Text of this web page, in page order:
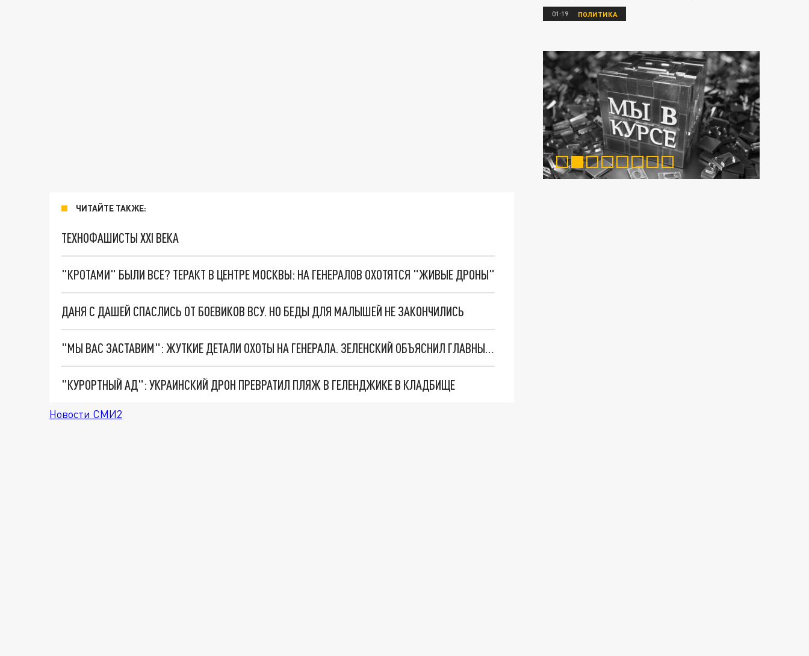
ЧИТАЙТЕ ТАКЖЕ:
ТЕХНОФАШИСТЫ XXI ВЕКА
"КРОТАМИ" БЫЛИ ВСЕ? ТЕРАКТ В ЦЕНТРЕ МОСКВЫ: НА ГЕНЕРАЛОВ ОХОТЯТСЯ "ЖИВЫЕ ДРОНЫ"
ДАНЯ С ДАШЕЙ СПАСЛИСЬ ОТ БОЕВИКОВ ВСУ. НО БЕДЫ ДЛЯ МАЛЫШЕЙ НЕ ЗАКОНЧИЛИСЬ
"МЫ ВАС ЗАСТАВИМ": ЖУТКИЕ ДЕТАЛИ ОХОТЫ НА ГЕНЕРАЛА. ЗЕЛЕНСКИЙ ОБЪЯСНИЛ ГЛАВНЫЙ СМЫСЛ ТЕРАКТА В ЦЕНТРЕ МОСКВЫ
"КУРОРТНЫЙ АД": УКРАИНСКИЙ ДРОН ПРЕВРАТИЛ ПЛЯЖ В ГЕЛЕНДЖИКЕ В КЛАДБИЩЕ
Новости СМИ2
01:19 ПОЛИТИКА